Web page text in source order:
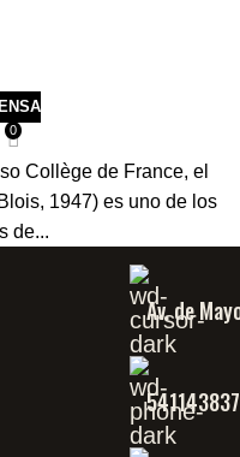
0
Collège de France, el
1947) es uno de los
de...
Av. de